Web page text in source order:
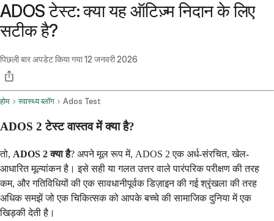
ADOS टेस्ट: क्या यह ऑटिज़्म निदान के लिए
सटीक है?
पिछली बार अपडेट किया गया12 जनवरी 2026
होम स्वास्थ्य ब्लॉग Ados Test
ADOS 2 टेस्ट वास्तव में क्या है?
तो, ADOS 2 क्या है? अपने मूल रूप में, ADOS 2 एक अर्ध-संरचित, खेल-
आधारित मूल्यांकन है। इसे सही या गलत उत्तर वाले पारंपरिक परीक्षण की तरह
कम, और गतिविधियों की एक सावधानीपूर्वक डिज़ाइन की गई श्रृंखला की तरह
अधिक समझें जो एक चिकित्सक को आपके बच्चे की सामाजिक दुनिया में एक
खिड़की देती है।